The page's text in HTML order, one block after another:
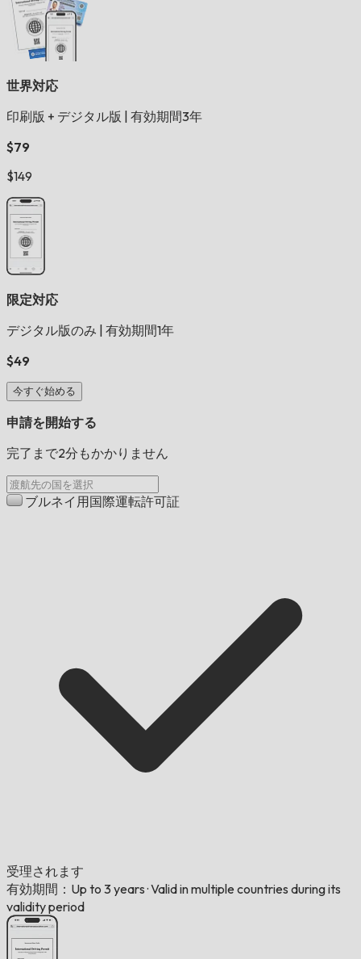
世界対応
印刷版 + デジタル版
有効期間3年
$79
$149
限定対応
デジタル版のみ 有効期間1年
$49
今すぐ始める
申請を開始する
完了まで2分もかかりません
ブルネイ用国際運転許可証
受理されます
有効期間：Up to 3 years ·Valid in multiple countries during its
validity period